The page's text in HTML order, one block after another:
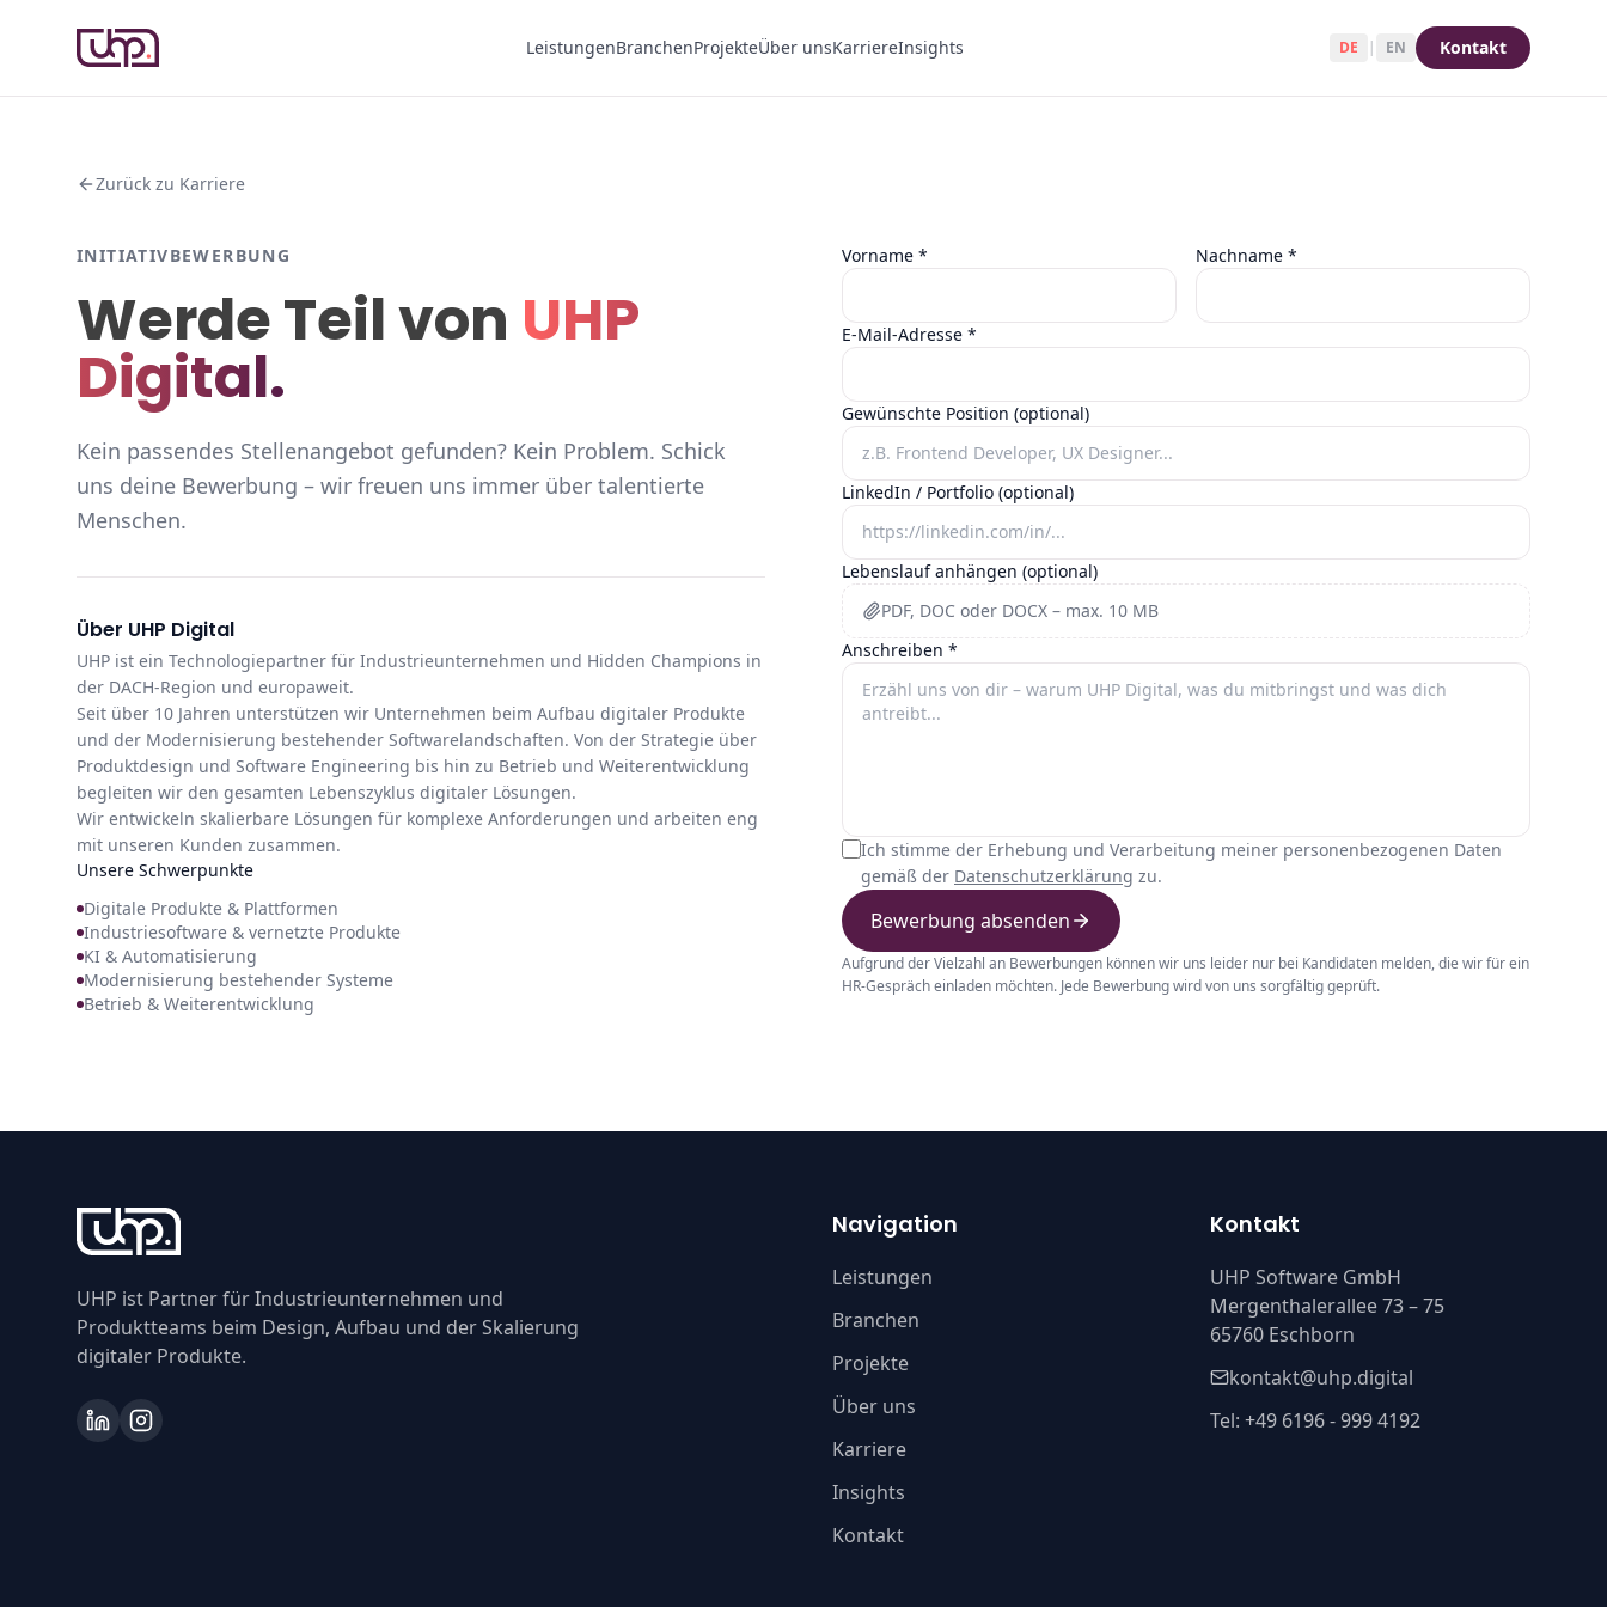
LeistungenBranchenProjekteÜber unsKarriereInsights DE | EN Kontakt
Zurück zu Karriere
INITIATIVBEWERBUNG
Werde Teil von UHP
Digital.
Kein passendes Stellenangebot gefunden? Kein Problem. Schick
uns deine Bewerbung – wir freuen uns immer über talentierte
Menschen.
Über UHP Digital
UHP ist ein Technologiepartner für Industrieunternehmen und Hidden Champions in
der DACH-Region und europaweit.
Seit über 10 Jahren unterstützen wir Unternehmen beim Aufbau digitaler Produkte
und der Modernisierung bestehender Softwarelandschaften. Von der Strategie über
Produktdesign und Software Engineering bis hin zu Betrieb und Weiterentwicklung
begleiten wir den gesamten Lebenszyklus digitaler Lösungen.
Wir entwickeln skalierbare Lösungen für komplexe Anforderungen und arbeiten eng
mit unseren Kunden zusammen.
Unsere Schwerpunkte
Digitale Produkte & Plattformen
Industriesoftware & vernetzte Produkte
KI & Automatisierung
Modernisierung bestehender Systeme
Betrieb & Weiterentwicklung
Vorname * Nachname *
E-Mail-Adresse *
Gewünschte Position (optional)
LinkedIn / Portfolio (optional)
Lebenslauf anhängen (optional)
PDF, DOC oder DOCX – max. 10 MB
Anschreiben *
Ich stimme der Erhebung und Verarbeitung meiner personenbezogenen Daten
gemäß der Datenschutzerklärung zu.
Bewerbung absenden
Aufgrund der Vielzahl an Bewerbungen können wir uns leider nur bei Kandidaten melden, die wir für ein
HR-Gespräch einladen möchten. Jede Bewerbung wird von uns sorgfältig geprüft.
UHP ist Partner für Industrieunternehmen und
Produktteams beim Design, Aufbau und der Skalierung
digitaler Produkte.
Navigation
Leistungen
Branchen
Projekte
Über uns
Karriere
Insights
Kontakt
Kontakt
UHP Software GmbH
Mergenthalerallee 73 – 75
65760 Eschborn
kontakt@uhp.digital
Tel: +49 6196 - 999 4192